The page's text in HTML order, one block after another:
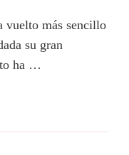
vuelto más sencillo
su gran
ha …